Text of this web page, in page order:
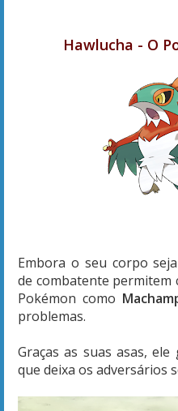
Hawlucha - O
Embora o seu corpo
de combatente permitem
Pokémon como
problemas.
Graças as suas asas,
que deixa os adversários